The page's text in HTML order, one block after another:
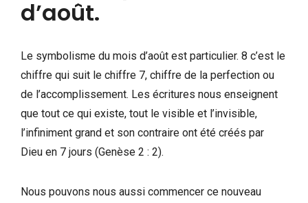
d’août.
Le symbolisme du mois d’août est particulier. 8 c’est le
chiffre qui suit le chiffre 7, chiffre de la perfection ou
de l’accomplissement. Les écritures nous enseignent
que tout ce qui existe, tout le visible et l’invisible,
l’infiniment grand et son contraire ont été créés par
Dieu en 7 jours (Genèse 2 : 2).
Nous pouvons nous aussi commencer ce nouveau